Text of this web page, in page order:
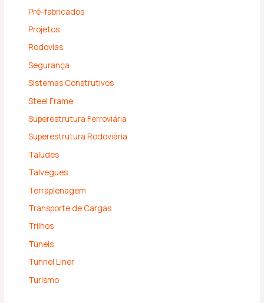
Pré-fabricados
Projetos
Rodovias
Segurança
Sistemas Construtivos
Steel Frame
Superestrutura Ferroviária
Superestrutura Rodoviária
Taludes
Talvegues
Terraplenagem
Transporte de Cargas
Trilhos
Túneis
Tunnel Liner
Turismo